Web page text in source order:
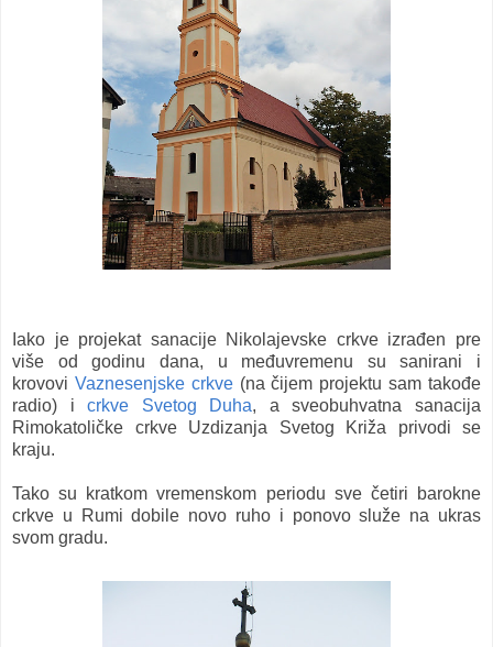
Iako je projekat sanacije Nikolajevske crkve izrađen pre
više od godinu dana, u međuvremenu su sanirani i
krovovi Vaznesenjske crkve(na čijem projektu sam takođe
radio) icrkve Svetog Duha, a sveobuhvatna sanacija
Rimokatoličke crkve Uzdizanja Svetog Križa privodi se
kraju.
Tako su kratkom vremenskom periodu sve četiri barokne
crkve u Rumi dobile novo ruho i ponovo služe na ukras
svom gradu.